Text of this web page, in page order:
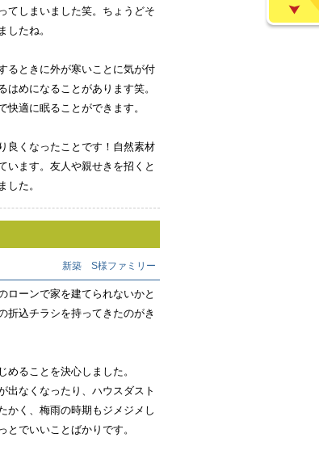
てしまいました笑。ちょうどそ
したね。
るときに外が寒いことに気が付
めになることがあります笑。
適に眠ることができます。
良くなったことです！自然素材
います。友人や親せきを招くと
した。
新築 S様ファミリー
ローンで家を建てられないかと
折込チラシを持ってきたのがき
ることを決心しました。
出なくなったり、ハウスダスト
かく、梅雨の時期もジメジメし
でいいことばかりです。